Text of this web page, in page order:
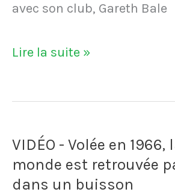
avec son club, Gareth Bale
Gareth
et
banderole
provocatrice
Lire la suite »
VIDÉO - Volée en 1966,
monde est retrouvée
dans un buisson